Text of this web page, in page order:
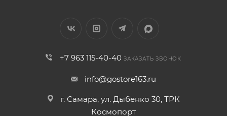
+7 963 115-40-40 ЗАКАЗАТЬ ЗВОНОК
info@gostore163.ru
г. Самара, ул. Дыбенко 30, ТРК
Космопорт